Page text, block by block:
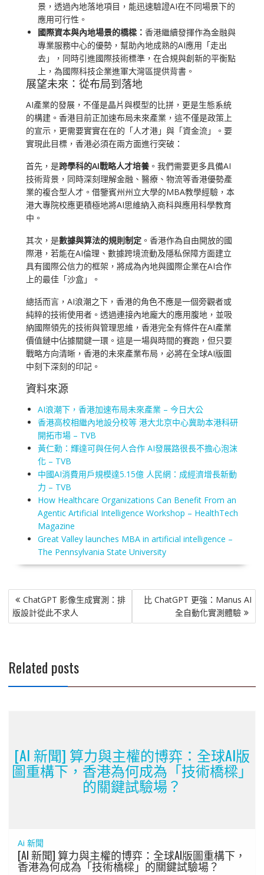
景，透過內地落地項目，能迅速驗證AI在不同場景下的
應用可行性。
國際資本與內地場景的橋樑： 香港繼續發揮作為金融與
專業服務中心的優勢，幫助內地成熟的AI應用「走出
去」，同時引進國際技術標準，在合規與創新的平衡點
上，為國際科技企業進軍大灣區提供背書。
展望未來：從布局到落地
AI產業的發展，不僅是晶片與模型的比拼，更是生態系統
的構建。香港目前正加速布局未來產業，這不僅是政策上
的宣示，更需要實實在在的「人才港」與「資金流」。要
實現此目標，香港必須在兩方面進行突破：
首先，是跨學科的AI戰略人才培養。我們需要更多具備AI
技術背景，同時深刻理解金融、醫療、物流等香港優勢產
業的複合型人才。借鑒賓州州立大學的MBA教學經驗，本
港大專院校應更積極地將AI思維納入商科與應用科學教育
中。
其次，是數據與算法的規則制定。香港作為自由開放的國
際港，若能在AI倫理、數據跨境流動及隱私保障方面建立
具有國際公信力的框架，將成為內地與國際企業在AI合作
上的最佳「沙盒」。
總括而言，AI浪潮之下，香港的角色不應是一個旁觀者或
純粹的技術使用者。透過連接內地龐大的應用腹地，並吸
納國際領先的技術與管理思維，香港完全有條件在AI產業
價值鏈中佔據關鍵一環。這是一場與時間的賽跑，但只要
戰略方向清晰，香港的未來產業布局，必將在全球AI版圖
中刻下深刻的印記。
資料來源
AI浪潮下，香港加速布局未來產業 – 今日大公
香港高校相繼內地設分校等 港大北京中心冀助本港科研
開拓市場 – TVB
黃仁勳：輝達可與任何人合作 AI發展路很長不擔心泡沫
化 – TVB
中國AI消費用戶規模達5.15億 人民網：成經濟增長新動
力 – TVB
How Healthcare Organizations Can Benefit From an
Agentic Artificial Intelligence Workshop – HealthTech
Magazine
Great Valley launches MBA in artificial intelligence –
The Pennsylvania State University
文
章
導
ChatGPT 影像生成實測：排
版設計從此不求人
比 ChatGPT 更強：Manus AI
全自動化實測體驗
Related posts
[AI 新聞] 算力與主權的博弈：全球AI版
圖重構下，香港為何成為「技術橋樑」
的關鍵試驗場？
Ai 新聞
[AI 新聞] 算力與主權的博弈：全球AI版圖重構下，
香港為何成為「技術橋樑」的關鍵試驗場？